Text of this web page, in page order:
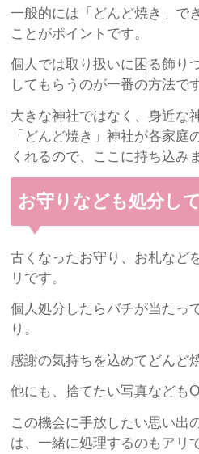
一般的には「どんど焼き」で
ことがポイントです。
個人では取り扱いに困る飾り
してもらうのが一番の方法で
大きな神社ではなく、身近な
「どんど焼き」神社が各家庭
くれるので、ここに持ち込み
お守りなども処分し
古くなったお守り、お札など
リです。
個人処分したらバチが当たっ
り。
感謝の気持ちを込めてどんど
他にも、捨てたい写真なども
この機会に手放したい思い出
は、一緒に処理するのもアリ